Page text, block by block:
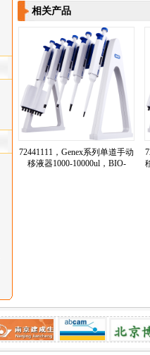
相关产品
72441111，Genex系列单道手动
移液器1000-10000ul，BIO-